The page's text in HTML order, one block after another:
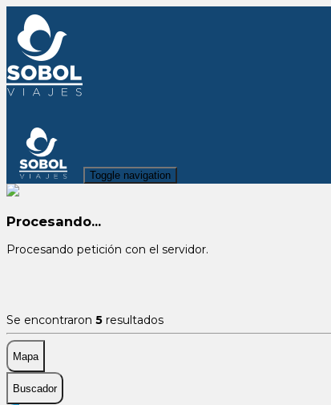
Toggle navigation
Procesando...
Procesando petición con el servidor.
Se encontraron 5 resultados
Mapa
Buscador